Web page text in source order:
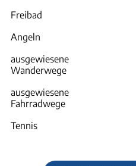
Freibad
Angeln
ausgewiesene
Wanderwege
ausgewiesene
Fahrradwege
Tennis